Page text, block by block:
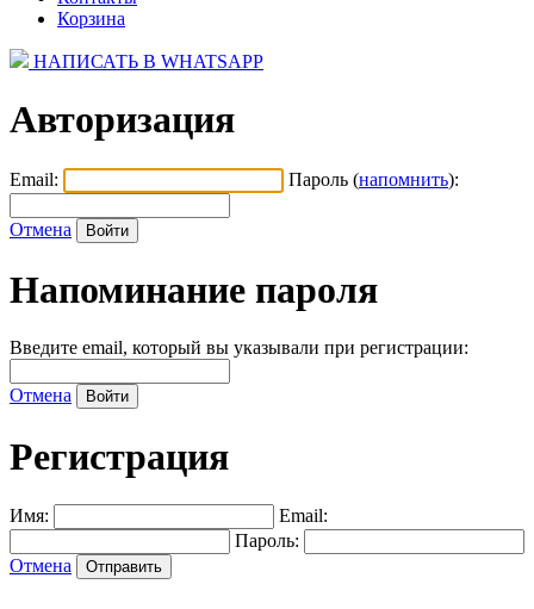
Корзина
НАПИСАТЬ В WHATSAPP
Авторизация
Email: Пароль (напомнить):
Отмена
Напоминание пароля
Введите email, который вы указывали при регистрации:
Отмена
Регистрация
Имя:
Email:
Пароль:
Отмена